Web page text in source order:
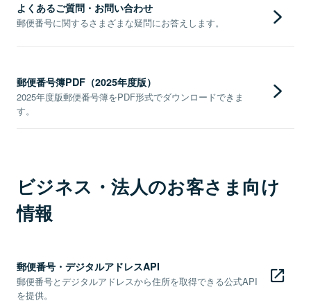
よくあるご質問・お問い合わせ
郵便番号に関するさまざまな疑問にお答えします。
郵便番号簿PDF（2025年度版）
2025年度版郵便番号簿をPDF形式でダウンロードできま
す。
ビジネス・法人のお客さま向け
情報
郵便番号・デジタルアドレスAPI
郵便番号とデジタルアドレスから住所を取得できる公式API
を提供。